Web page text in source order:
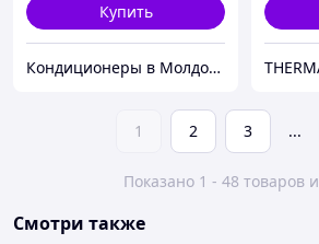
Купить
Кондиционеры в Молдове
1 2 3 ...
Показано 1 - 48 товаров
Смотри также